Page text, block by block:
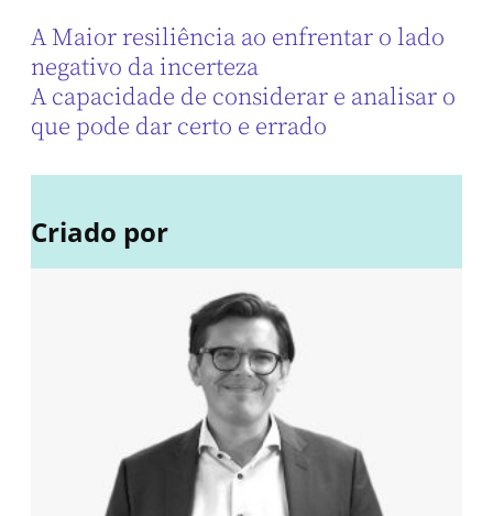
A Maior resiliência ao enfrentar o lado
negativo da incerteza
A capacidade de considerar e analisar o
que pode dar certo e errado
Criado por